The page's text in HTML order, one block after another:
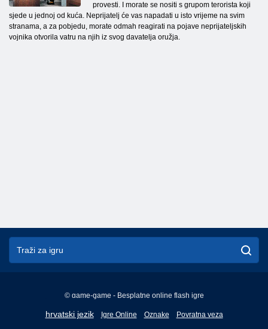
provesti. I morate se nositi s grupom terorista koji
sjede u jednoj od kuća. Neprijatelj će vas napadati u isto vrijeme na svim
stranama, a za pobjedu, morate odmah reagirati na pojave neprijateljskih
vojnika otvorila vatru na njih iz svog davatelja oružja.
© game-game - Besplatne online flash igre
hrvatski jezik
English
Igre Online Oznake Povratna veza